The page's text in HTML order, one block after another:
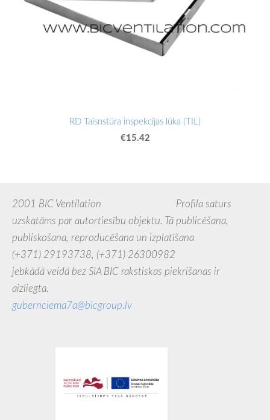
RD Taisnstūra inspekcijas lūka (TIL)
€15.42
2001 BIC Ventilation Profila saturs
uzskatāms par autortiesību objektu. Tā publicēšana,
publiskošana, reproducēšana un izplatīšana
(+371) 29193738, (+371) 26300982
jebkādā veidā bez SIA BIC rakstiskas piekrišanas ir
aizliegta.
gubernciema7a@bicgroup.lv